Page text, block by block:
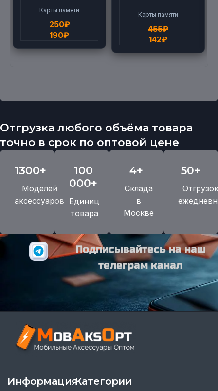
High Speed (4G)
Карты памяти
250₽
190₽
Карты памяти
455₽
142₽
Отгрузка любого объёма товара
точно в срок по оптовой цене
1300+
Моделей
аксессуаров
100
000+
Единиц
товара
4+
Склада
в
Москве
50+
Отгрузок
Подписывайтесь на наш
телеграм канал
ИнформацияКатегории